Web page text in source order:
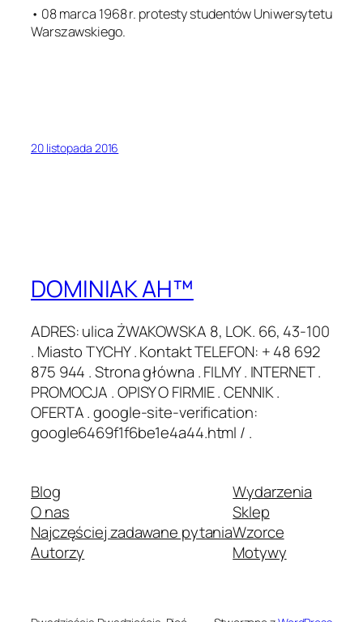
• 08 marca 1968 r. protesty studentów Uniwersytetu
Warszawskiego.
20 listopada 2016
DOMINIAK AH™
ADRES: ulica ŻWAKOWSKA 8, LOK. 66, 43-100
. Miasto TYCHY . Kontakt TELEFON: + 48 692
875 944 . Strona główna . FILMY . INTERNET .
PROMOCJA . OPISY O FIRMIE . CENNIK .
OFERTA . google-site-verification:
google6469f1f6be1e4a44.html / .
Blog
O nas
Najczęściej zadawane pytania
Autorzy
Wydarzenia
Sklep
Wzorce
Motywy